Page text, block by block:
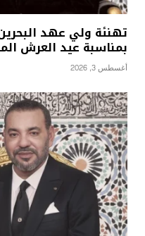
تهنئة ولي عهد
بمناسبة عيد العرش
أغسطس 3, 2026